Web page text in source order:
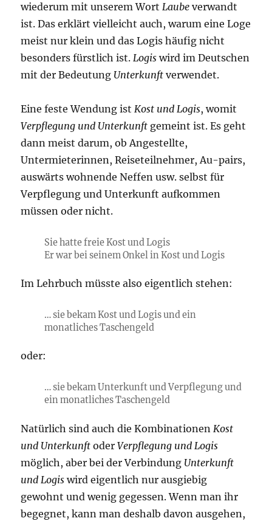
wiederum mit unserem WortLaube verwandt
ist. Das erklärt vielleicht auch, warum eine Loge
meist nur klein und das Logis häufig nicht
besonders fürstlich ist.Logis wird im Deutschen
mit der Bedeutung Unterkunft verwendet.
Eine feste Wendung istKost und Logis, womit
Verpflegung und Unterkunft gemeint ist. Es geht
dann meist darum, ob Angestellte,
Untermieterinnen, Reiseteilnehmer, Au-pairs,
auswärts wohnende Neffen usw. selbst für
Verpflegung und Unterkunft aufkommen
müssen oder nicht.
Sie hatte freie Kost und Logis
Er war bei seinem Onkel in Kost und Logis
Im Lehrbuch müsste also eigentlich stehen:
… sie bekam Kost und Logis und ein
monatliches Taschengeld
oder:
… sie bekam Unterkunft und Verpflegung und
ein monatliches Taschengeld
Natürlich sind auch die Kombinationen Kost
und Unterkunft oderVerpflegung und Logis
möglich, aber bei der Verbindung Unterkunft
und Logis wird eigentlich nur ausgiebig
gewohnt und wenig gegessen. Wenn man ihr
begegnet, kann man deshalb davon ausgehen,